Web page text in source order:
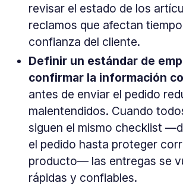
revisar el estado de los
reclamos que afectan
confianza del cliente.
Definir un estándar de
confirmar la información
antes de enviar el pedido
malentendidos. Cuando
siguen el mismo checklist
el pedido hasta proteger
producto— las entregas se
rápidas y confiables.